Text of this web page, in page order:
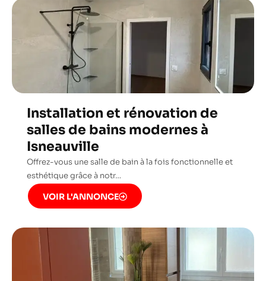
Installation et rénovation de
salles de bains modernes à
Isneauville
Offrez-vous une salle de bain à la fois fonctionnelle et
esthétique grâce à notr…
VOIR L'ANNONCE